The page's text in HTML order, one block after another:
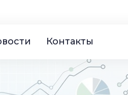
Контакты